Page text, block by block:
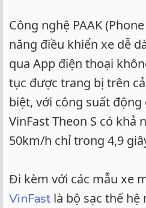
Công nghệ PAAK
năng điều khiển xe dễ
qua App điện thoại
tục được trang bị trên
biệt, với công suất động
VinFast Theon S có khả
50km/h chỉ trong 4,9
Đi kèm với các mẫu xe
VinFast là bộ sạc thế hệ